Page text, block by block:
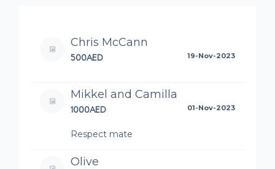
Chris McCann
500AED 19-Nov-2023
Mikkel and Camilla
1000AED 01-Nov-2023
Respect mate
Olive